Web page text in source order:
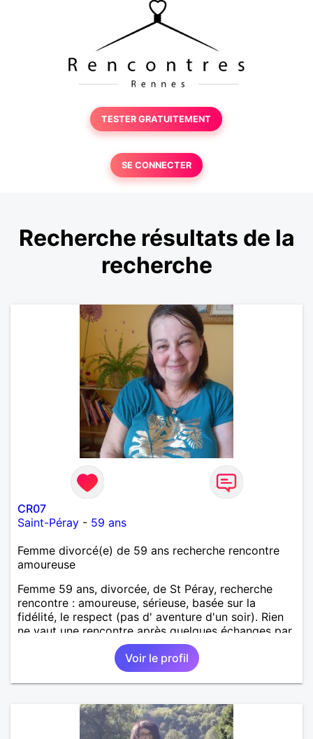
TESTER GRATUITEMENT
SE CONNECTER
Recherche résultats de la
recherche
CR07
Saint-Péray - 59 ans
Femme divorcé(e) de 59 ans recherche rencontre
amoureuse
Femme 59 ans, divorcée, de St Péray, recherche
rencontre : amoureuse, sérieuse, basée sur la
fidélité, le respect (pas d' aventure d'un soir). Rien
ne vaut une rencontre après quelques échanges par
messages pour savoir si il y a un feeling entre les
deux et le désir de se revoir. Au plaisir de se
Voir le profil